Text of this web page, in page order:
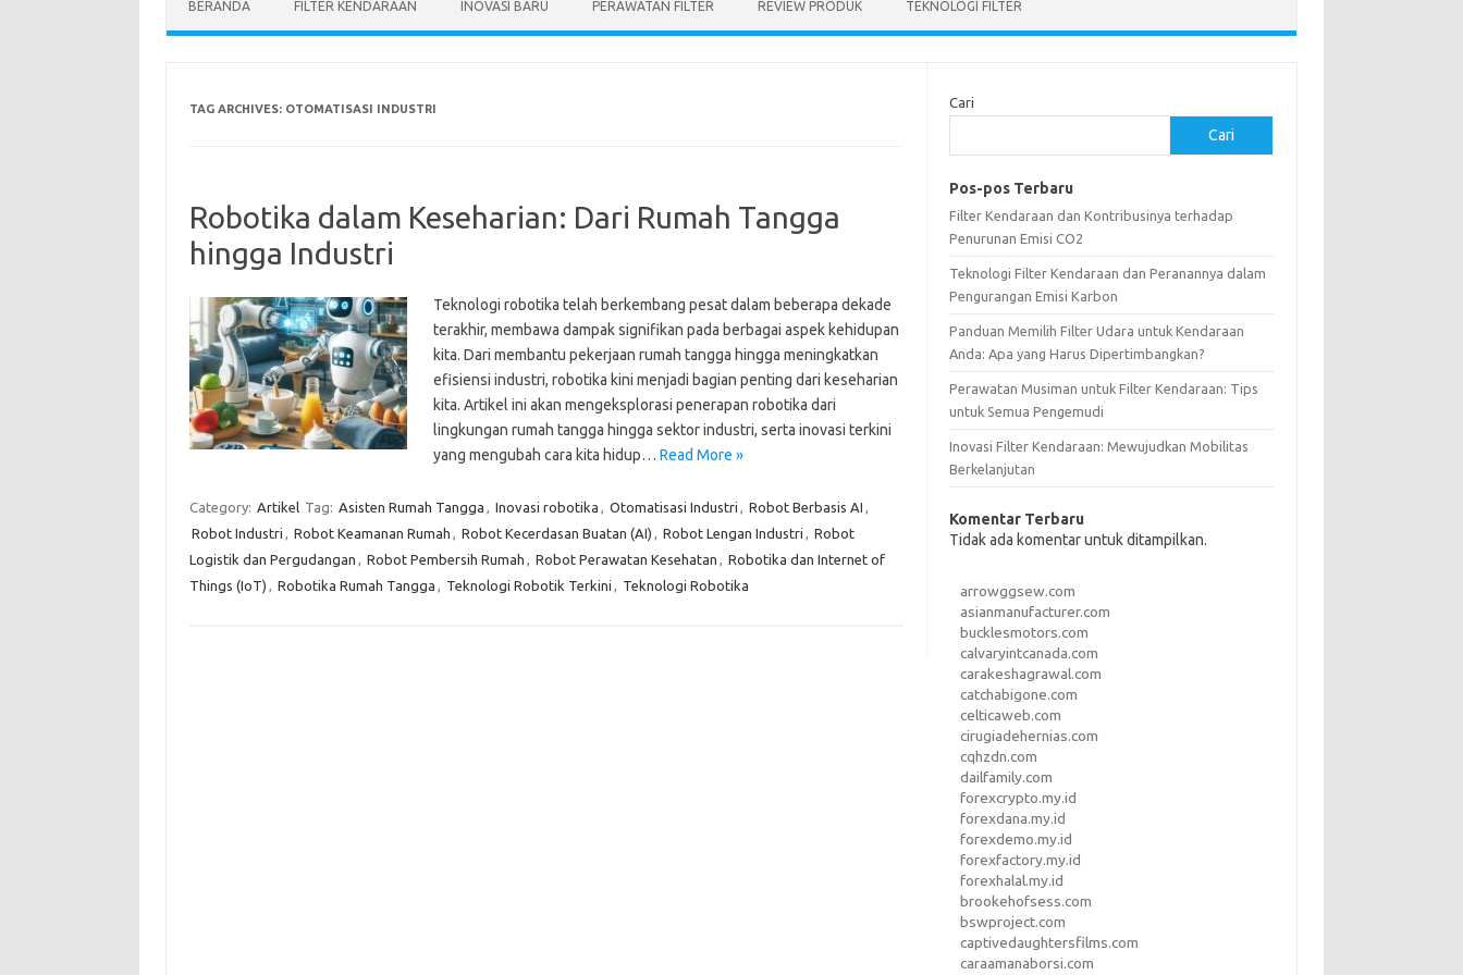
BERANDA FILTER KENDARAAN INOVASI BARU PERAWATAN FILTER REVIEW PRODUK TEKNOLOGI FILTER
TAG ARCHIVES: OTOMATISASI INDUSTRI
Robotika dalam Keseharian: Dari Rumah Tangga
hingga Industri
Teknologi robotika telah berkembang pesat dalam beberapa dekade
terakhir, membawa dampak signifikan pada berbagai aspek kehidupan
kita. Dari membantu pekerjaan rumah tangga hingga meningkatkan
efisiensi industri, robotika kini menjadi bagian penting dari keseharian
kita. Artikel ini akan mengeksplorasi penerapan robotika dari
lingkungan rumah tangga hingga sektor industri, serta inovasi terkini
yang mengubah cara kita hidup… Read More »
Category: Artikel Tag: Asisten Rumah Tangga , Inovasi robotika , Otomatisasi Industri , Robot Berbasis AI ,
Robot Industri , Robot Keamanan Rumah , Robot Kecerdasan Buatan (AI) , Robot Lengan Industri , Robot
Logistik dan Pergudangan , Robot Pembersih Rumah , Robot Perawatan Kesehatan , Robotika dan Internet of
Things (IoT) , Robotika Rumah Tangga , Teknologi Robotik Terkini , Teknologi Robotika
Cari
Cari
Pos-pos Terbaru
Filter Kendaraan dan Kontribusinya terhadap
Penurunan Emisi CO2
Teknologi Filter Kendaraan dan Peranannya dalam
Pengurangan Emisi Karbon
Panduan Memilih Filter Udara untuk Kendaraan
Anda: Apa yang Harus Dipertimbangkan?
Perawatan Musiman untuk Filter Kendaraan: Tips
untuk Semua Pengemudi
Inovasi Filter Kendaraan: Mewujudkan Mobilitas
Berkelanjutan
Komentar Terbaru
Tidak ada komentar untuk ditampilkan.
arrowggsew.com
asianmanufacturer.com
bucklesmotors.com
calvaryintcanada.com
carakeshagrawal.com
catchabigone.com
celticaweb.com
cirugiadehernias.com
cqhzdn.com
dailfamily.com
forexcrypto.my.id
forexdana.my.id
forexdemo.my.id
forexfactory.my.id
forexhalal.my.id
brookehofsess.com
bswproject.com
captivedaughtersfilms.com
caraamanaborsi.com